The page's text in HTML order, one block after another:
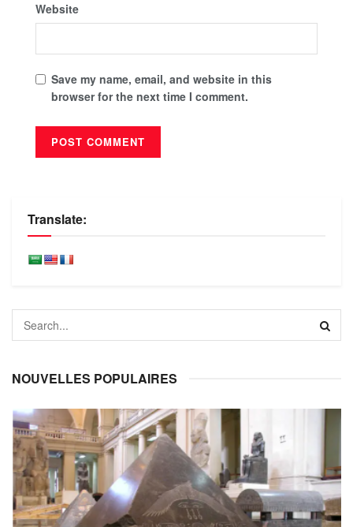
Website
Save my name, email, and website in this
browser for the next time I comment.
Translate:
NOUVELLES POPULAIRES